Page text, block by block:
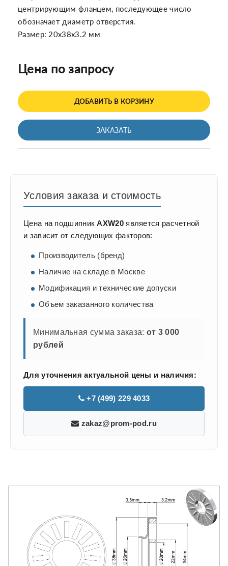
центрирующим фланцем, последующее число
обозначает диаметр отверстия.
Размер: 20x38x3.2 мм
Цена по запросу
ДОБАВИТЬ В КОРЗИНУ
ЗАКАЗАТЬ
Условия заказа и стоимость
Цена на подшипникAXW20является расчетной
и зависит от следующих факторов:
Производитель (бренд)
Наличие на складе в Москве
Модификация и технические допуски
Объем заказанного количества
Минимальная сумма заказа: от 3 000
рублей
Для уточнения актуальной цены и наличия:
+7 (499) 229 4033
zakaz@prom-pod.ru